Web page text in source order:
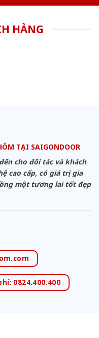
HÀNG
TẠI SAIGONDOOR
cho đối tác và khách
cao cấp, có giá trị gia
một tương lai tốt đẹp
0824.400.400